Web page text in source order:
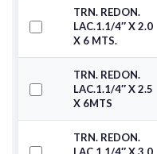
TRN. REDON.
LAC.1.1/4″ X 2.0
X 6 MTS.
TRN. REDON.
LAC.1.1/4″ X 2.5
X 6MTS
TRN. REDON.